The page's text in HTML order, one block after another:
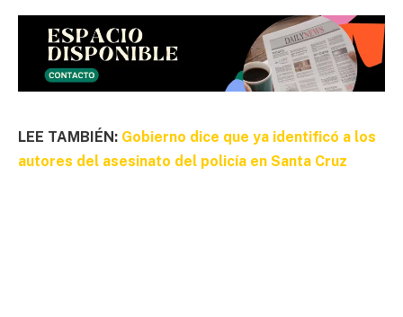
LEE TAMBIÉN: Gobierno dice que ya identificó a los
autores del asesinato del policía en Santa Cruz